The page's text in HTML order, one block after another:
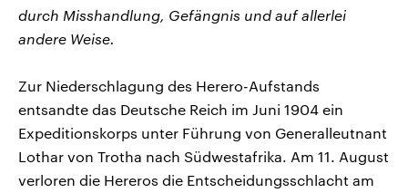
durch Misshandlung, Gefängnis und auf allerlei
andere Weise.
Zur Niederschlagung des Herero-Aufstands
entsandte das Deutsche Reich im Juni 1904 ein
Expeditionskorps unter Führung von Generalleutnant
Lothar von Trotha nach Südwestafrika. Am 11. August
verloren die Hereros die Entscheidungsschlacht am